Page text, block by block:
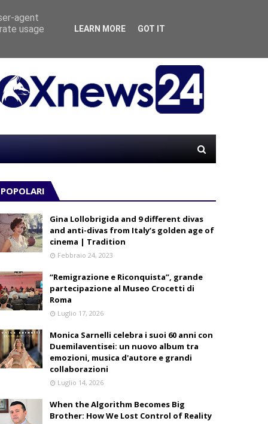
POPOLARI
Gina Lollobrigida and 9 different divas
and anti-divas from Italy’s golden age of
cinema | Tradition
Febbraio 24, 2023
“Remigrazione e Riconquista”, grande
partecipazione al Museo Crocetti di
Roma
Luglio 17, 2026
Monica Sarnelli celebra i suoi 60 anni con
Duemilaventisei: un nuovo album tra
emozioni, musica d'autore e grandi
collaborazioni
Luglio 14, 2026
When the Algorithm Becomes Big
Brother: How We Lost Control of Reality
agent
usage
LEARN MORE GOT IT